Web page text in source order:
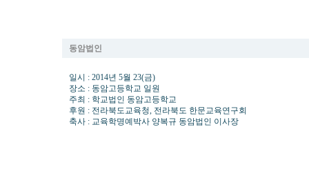
동암법인
일시 : 2014년 5월 23(금)
장소 : 동암고등학교 일원
주최 : 학교법인 동암고등학교
후원 : 전라북도교육청, 전라북도 한문교육연구회
축사 : 교육학명예박사 양복규 동암법인 이사장